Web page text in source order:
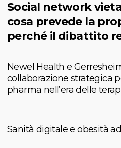
Social network
cosa prevede la
perché il dibattito
Newel Health e
collaborazione strategica
pharma nell’era delle
Sanità digitale e obesità